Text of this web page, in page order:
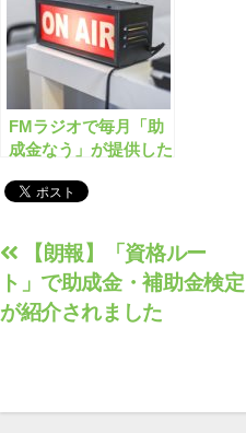
FMラジオで毎月「助
成金なう」が提供した
投
稿
ナ
【朗報】「資格ルー
ト」で助成金・補助金検定
が紹介されました